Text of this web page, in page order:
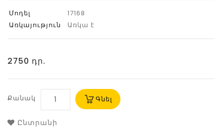
Մոդել
17168
Առկայություն
Առկա է
2750 դր.
Քանակ Գնել
Ընտրանի